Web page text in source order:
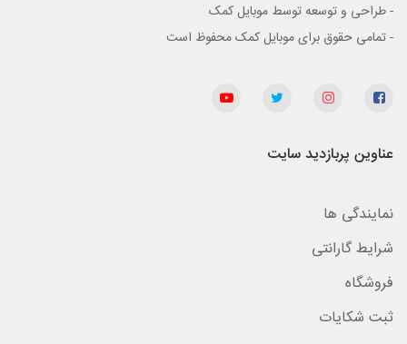
- طراحی و توسعه توسط موبایل کمک
- تمامی حقوق برای موبایل کمک محفوظ است
عناوین پربازدید سایت
نمایندگی ها
شرایط گارانتی
فروشگاه
ثبت شکایات